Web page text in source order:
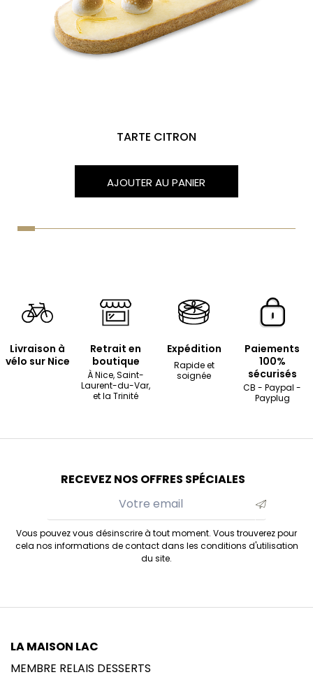
TARTE CITRON
AJOUTER AU PANIER
Livraison à
vélo sur Nice
Retrait en
boutique
À Nice, Saint-
Laurent-du-Var,
et la Trinité
Expédition
Rapide et
soignée
Paiements
100%
sécurisés
CB - Paypal -
Payplug
RECEVEZ NOS OFFRES SPÉCIALES
Vous pouvez vous désinscrire à tout moment. Vous trouverez pour
cela nos informations de contact dans les conditions d'utilisation
du site.
LA MAISON LAC
MEMBRE RELAIS DESSERTS